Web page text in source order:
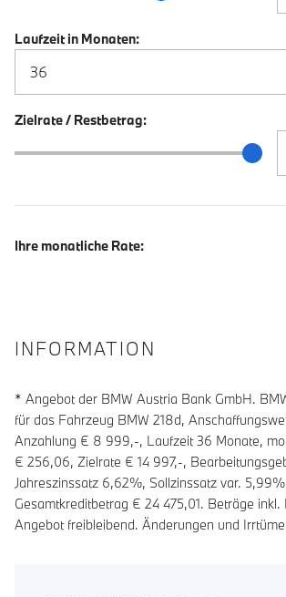
Laufzeit in Monaten:
Zielrate / Restbetrag:
Zielrate / Restbetrag Schieberegler
Ihre monatliche Rate:
INFORMATION
* Angebot der BMW Austria Bank GmbH.
für das Fahrzeug BMW 218d,
Anzahlung € 8 999,-, Laufzeit36 Monate,
€ 256,06, Zielrate € 14 997,-,
Jahreszinssatz 6,62%, Sollzinssatz var. 5,99
Gesamtkreditbetrag € 24 475,01. Beträge inkl.
Angebot freibleibend. Änderungen und